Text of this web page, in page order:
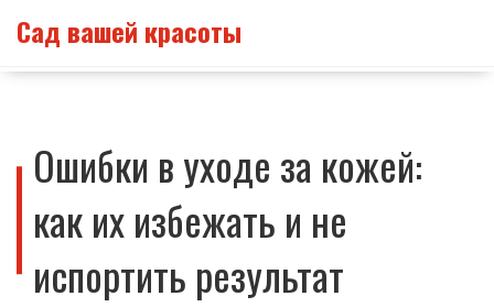
Сад вашей красоты
Ошибки в уходе за кожей:
как их избежать и не
испортить результат